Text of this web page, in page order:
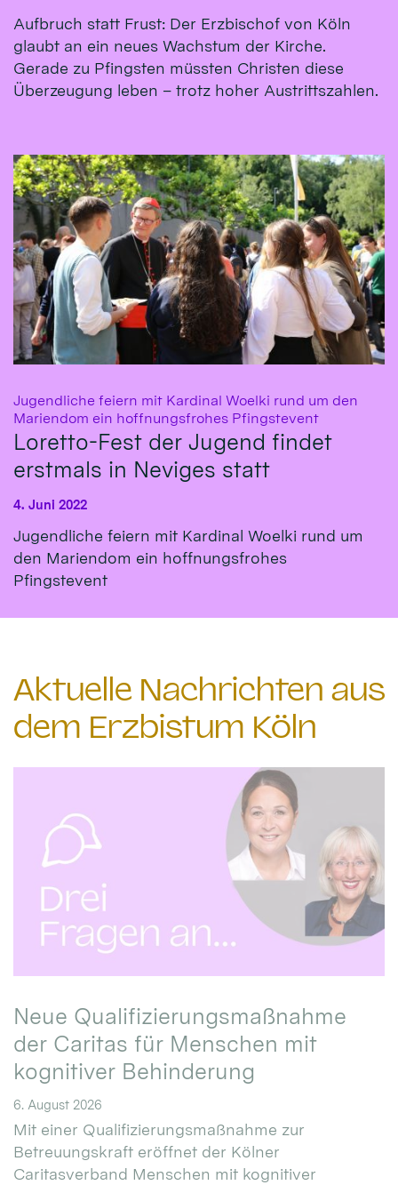
Aufbruch statt Frust: Der Erzbischof von Köln
glaubt an ein neues Wachstum der Kirche.
Gerade zu Pfingsten müssten Christen diese
Überzeugung leben – trotz hoher Austrittszahlen.
Jugendliche feiern mit Kardinal Woelki rund um den
Mariendom ein hoffnungsfrohes Pfingstevent:
Loretto-Fest der Jugend findet
erstmals in Neviges statt
4. Juni 2022
Jugendliche feiern mit Kardinal Woelki rund um
den Mariendom ein hoffnungsfrohes
Pfingstevent
Aktuelle Nachrichten aus
dem Erzbistum Köln
Neue Qualifizierungsmaßnahme
der Caritas für Menschen mit
kognitiver Behinderung
6. August 2026
Mit einer Qualifizierungsmaßnahme zur
Betreuungskraft eröffnet der Kölner
Caritasverband Menschen mit kognitiver